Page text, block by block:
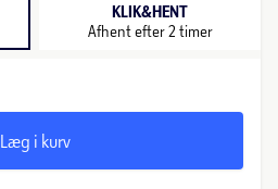
KLIK&HENT
Afhent efter 2 timer
Læg i kurv